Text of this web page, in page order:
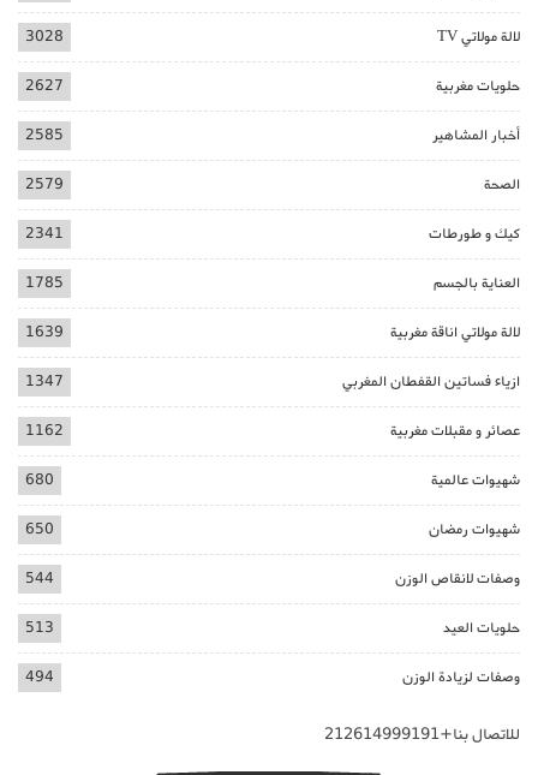
لالة مولاتي TV 3028
حلويات مغربية 2627
أخبار المشاهير 2585
الصحة 2579
كيك و طورطات 2341
العناية بالجسم 1785
لالة مولاتي اناقة مغربية 1639
ازياء فساتين القفطان المغربي 1347
عصائر و مقبلات مغربية 1162
شهيوات عالمية 680
شهيوات رمضان 650
وصفات لانقاص الوزن 544
حلويات العيد 513
وصفات لزيادة الوزن 494
للاتصال بنا+212614999191